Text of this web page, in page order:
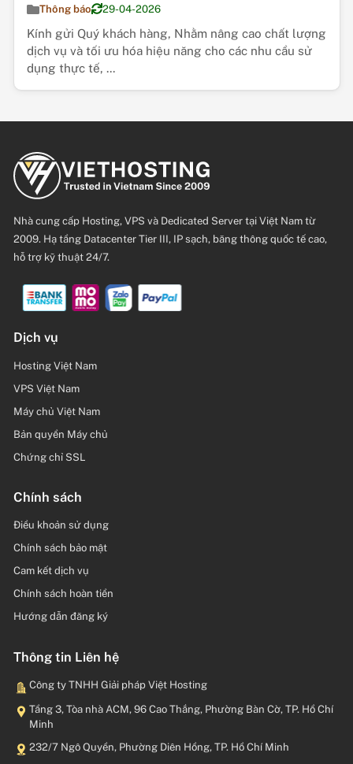
Thông báo 29-04-2026
Kính gửi Quý khách hàng, Nhằm nâng cao chất lượng
dịch vụ và tối ưu hóa hiệu năng cho các nhu cầu sử
dụng thực tế, ...
Nhà cung cấp Hosting, VPS và Dedicated Server tại Việt Nam từ
2009. Hạ tầng Datacenter Tier III, IP sạch, băng thông quốc tế cao,
hỗ trợ kỹ thuật 24/7.
Dịch vụ
Hosting Việt Nam
VPS Việt Nam
Máy chủ Việt Nam
Bản quyền Máy chủ
Chứng chỉ SSL
Chính sách
Điều khoản sử dụng
Chính sách bảo mật
Cam kết dịch vụ
Chính sách hoàn tiền
Hướng dẫn đăng ký
Thông tin Liên hệ
Công ty TNHH Giải pháp Việt Hosting
Tầng 3, Tòa nhà ACM, 96 Cao Thắng, Phường Bàn Cờ, TP. Hồ Chí
Minh
232/7 Ngô Quyền, Phường Diên Hồng, TP. Hồ Chí Minh